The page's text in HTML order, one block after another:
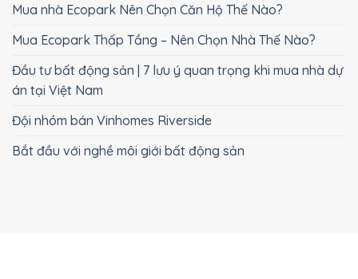
Mua nhà Ecopark Nên Chọn Căn Hộ Thế Nào?
Mua Ecopark Thấp Tầng – Nên Chọn Nhà Thế Nào?
Đầu tư bất động sản | 7 lưu ý quan trọng khi mua nhà dự
án tại Việt Nam
Đội nhóm bán Vinhomes Riverside
Bắt đầu với nghề môi giới bất động sản